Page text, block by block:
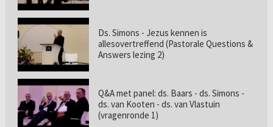
Ds. Simons - Jezus kennen is
allesovertreffend (Pastorale Questions &
Answers lezing 2)
Q&A met panel: ds. Baars - ds. Simons -
ds. van Kooten - ds. van Vlastuin
(vragenronde 1)